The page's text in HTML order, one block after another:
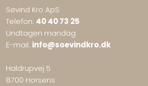
Søvind Kro ApS
Telefon: 40 40 73 25
Undtagen mandag
E-mail: info@soevindkro.dk
Haldrupvej 5
8700 Horsens